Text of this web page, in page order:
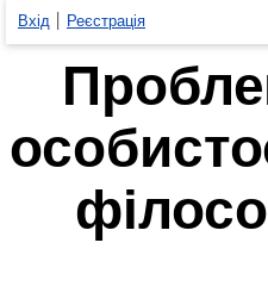
Вхід Реєстрація